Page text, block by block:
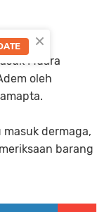
Muara
oleh
dermaga,
barang
×